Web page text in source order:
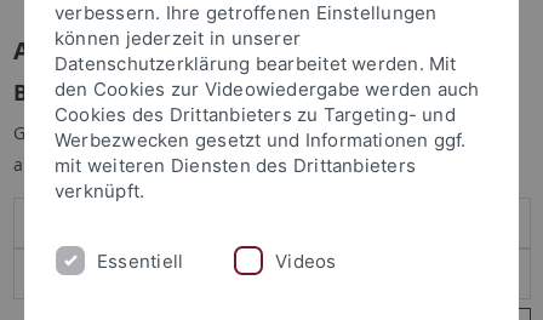
Anmelden
Benutzeranmeldung
Geben Sie Ihren Benutzernamen und Ihr Passwort an um sich
anzumelden:
verbessern. Ihre getroffenen Einstellungen
können jederzeit in unserer
Datenschutzerklärung bearbeitet werden. Mit
den Cookies zur Videowiedergabe werden auch
Cookies des Drittanbieters zu Targeting- und
Werbezwecken gesetzt und Informationen ggf.
mit weiteren Diensten des Drittanbieters
verknüpft.
Essentiell Videos